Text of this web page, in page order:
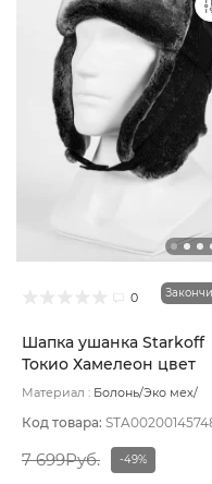
0
Шапка ушанка Starkoff
Токио Хамелеон цвет
Чёрный размер 58
Материал : Болонь/Эко мех/
Код товара:
7 699Руб. -49%